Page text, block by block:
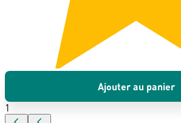
Ajouter au panier
1